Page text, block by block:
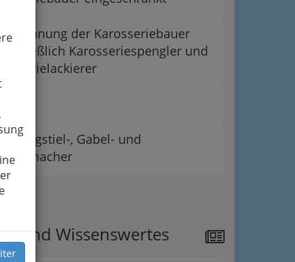
der Karosseriebauer
Karosseriespengler und
, Gabel- und
und Wissenswertes